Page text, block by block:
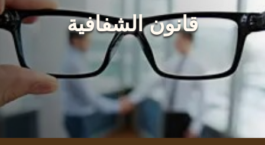
قانون الشفافية